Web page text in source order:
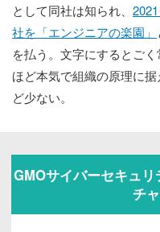
として同社は知られ、
社を「エンジニアの楽園」
を払う。文字にするとご
ほど本気で組織の原理に
ど少ない。
GMOサイバーセキュ
チ